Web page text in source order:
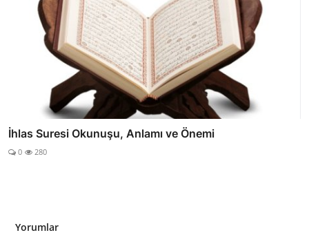
İhlas Suresi Okunuşu, Anlamı ve Önemi
0 280
Yorumlar